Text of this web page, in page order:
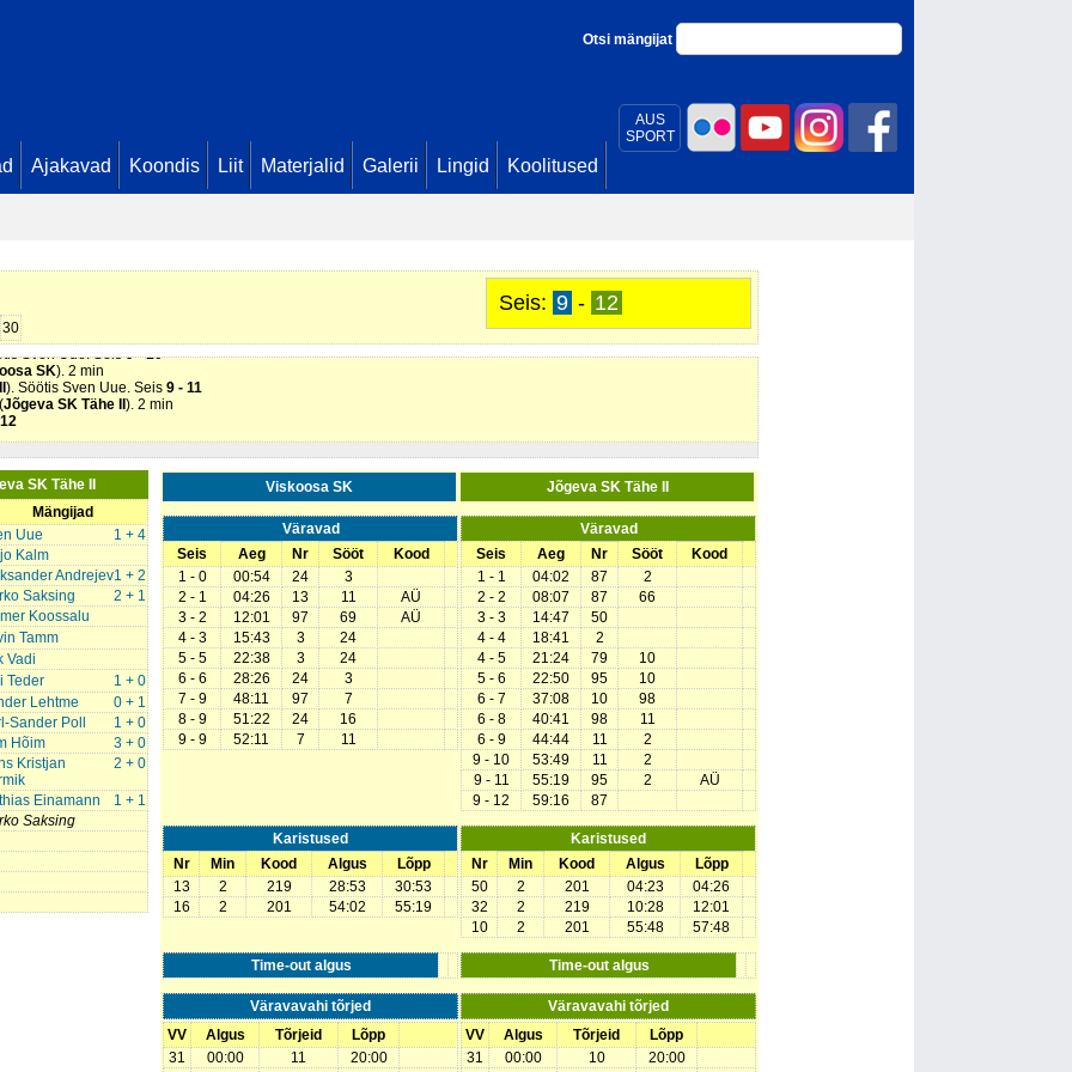
AUS
SPORT
Otsi mängijat
Ajakavad Koondis Liit Materjalid Galerii Lingid Koolitused
Seis: 9 - 12
30
Aleksander Andrejev. Seis
4 - 5
Padu. Seis
5 - 5
Söötis Marko Saksing . Seis6 - 8
Sven Uue. Seis
Rajang. Seis
Seis
Sven Uue. Seis9 - 10
SK). 2 min
). Söötis Sven Uue. Seis 9 - 11
Jõgeva SK Tähe II ). 2 min
SK Tähe II
Mängijad
1 + 4
Uue
Kalm
1 + 2
Andrejev
2 + 1
Saksing
Koossalu
Tamm
Vadi
1 + 0
Teder
0 + 1
Lehtme
1 + 0
Sander Poll
3 + 0
Hõim
2 + 0
Kristjan
1 + 1
Einamann
Saksing
Viskoosa SK Jõgeva SK Tähe II
Väravad
Seis
Aeg Nr Sööt
Kood
1 - 0
00:54 24
3
2 - 1
04:26 13 11
AÜ
3 - 2
12:01 97 69
AÜ
4 - 3
15:43 3
24
5 - 5
22:38 3
24
6 - 6
28:26 24
3
7 - 9
48:11 97
7
8 - 9
51:22 24
16
9 - 9
52:11 7 11
Väravad
Seis
Aeg Nr Sööt
Kood
1 - 1
04:02 87
2
2 - 2
08:07 87
66
3 - 3
14:47
50
4 - 4
18:41
2
4 - 5
21:24 79
10
5 - 6
22:50 95
10
6 - 7
37:08 10
98
6 - 8
40:41 98
11
6 - 9
44:44 11
2
9 - 10
53:49 11
2
9 - 11
55:19 95 2
AÜ
9 - 12
59:16 87
Karistused
Nr
Min Kood Algus
Lõpp
13
2 219 28:53
30:53
16
2 201 54:02 55:19
Karistused
Nr
Min Kood Algus
Lõpp
50
2 201 04:23
04:26
32
2 219 10:28
12:01
10
2 201 55:48 57:48
Time-out algus Time-out algus
Väravavahi tõrjed
Väravavahi tõrjed
VV
Algus Tõrjeid
Lõpp
31
00:00 11
20:00
VV Algus Tõrjeid
Lõpp
31
00:00 10
20:00